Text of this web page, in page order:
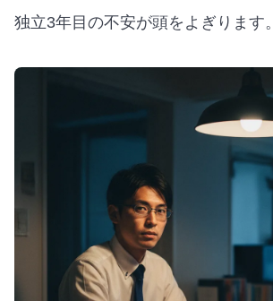
独立3年目の不安が頭をよぎります。